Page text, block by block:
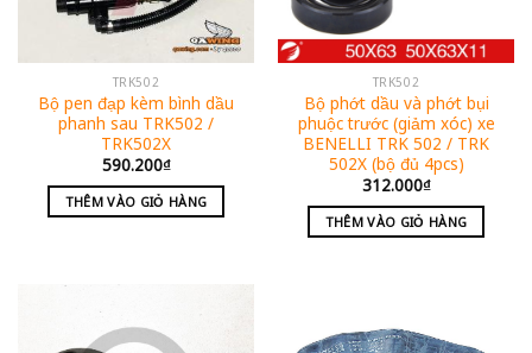
TRK502
Bộ pen đạp kèm bình dầu
phanh sau TRK502 /
TRK502X
590.200₫
THÊM VÀO GIỎ HÀNG
TRK502
Bộ phớt dầu và phớt bụi
phuộc trước (giảm xóc) xe
BENELLI TRK 502 / TRK
502X (bộ đủ 4pcs)
312.000₫
THÊM VÀO GIỎ HÀNG